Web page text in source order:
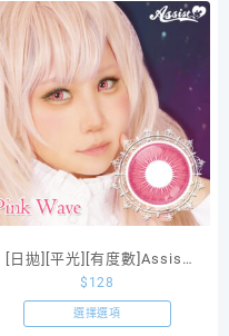
[日拋][平光][有度數]Assist
shutella 1Day Pink Wave
$ 128
選擇選項